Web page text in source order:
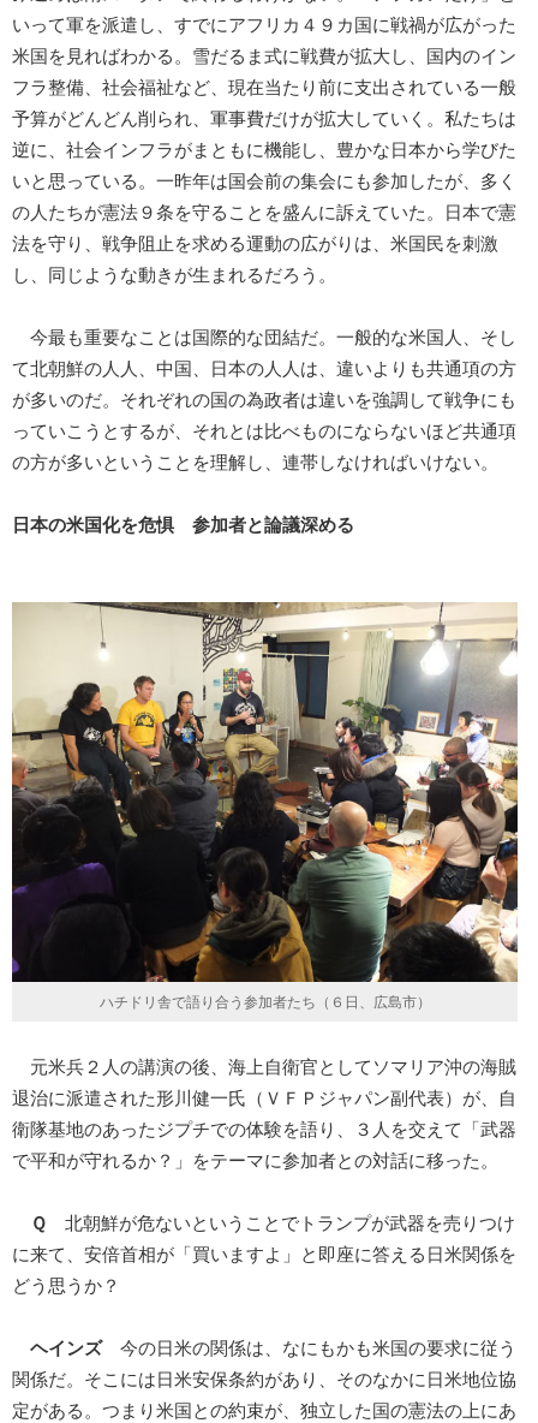
いって軍を派遣し、すでにアフリカ４９カ国に戦禍が広がった
米国を見ればわかる。雪だるま式に戦費が拡大し、国内のイン
フラ整備、社会福祉など、現在当たり前に支出されている一般
予算がどんどん削られ、軍事費だけが拡大していく。私たちは
逆に、社会インフラがまともに機能し、豊かな日本から学びた
いと思っている。一昨年は国会前の集会にも参加したが、多く
の人たちが憲法９条を守ることを盛んに訴えていた。日本で憲
法を守り、戦争阻止を求める運動の広がりは、米国民を刺激
し、同じような動きが生まれるだろう。
今最も重要なことは国際的な団結だ。一般的な米国人、そし
て北朝鮮の人人、中国、日本の人人は、違いよりも共通項の方
が多いのだ。それぞれの国の為政者は違いを強調して戦争にも
っていこうとするが、それとは比べものにならないほど共通項
の方が多いということを理解し、連帯しなければいけない。
日本の米国化を危惧 参加者と論議深める
ハチドリ舎で語り合う参加者たち（６日、広島市）
元米兵２人の講演の後、海上自衛官としてソマリア沖の海賊
退治に派遣された形川健一氏（ＶＦＰジャパン副代表）が、自
衛隊基地のあったジプチでの体験を語り、３人を交えて「武器
で平和が守れるか？」をテーマに参加者との対話に移った。
Ｑ 北朝鮮が危ないということでトランプが武器を売りつけ
に来て、安倍首相が「買いますよ」と即座に答える日米関係を
どう思うか？
ヘインズ 今の日米の関係は、なにもかも米国の要求に従う
関係だ。そこには日米安保条約があり、そのなかに日米地位協
定がある。つまり米国との約束が、独立した国の憲法の上にあ